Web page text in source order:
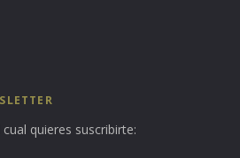
quieres suscribirte: